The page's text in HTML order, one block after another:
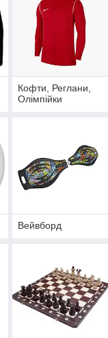
Кофти, Реглани,
Олімпійки
Вейвборд